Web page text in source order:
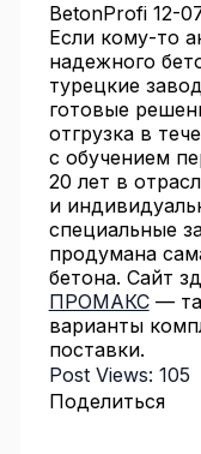
BetonProfi 12-
Если кому-то
надежного
турецкие
готовые
отгрузка в
с обучением
20 лет в
и
специальные
продумана
бетона. Сайт
ПРОМАКС—
варианты
поставки.
Post Views: 105
Поделиться